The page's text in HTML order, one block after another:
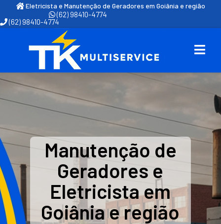
Eletricista e Manutenção de Geradores em Goiânia e região
(62) 98410-4774
(62) 98410-4774
Manutenção de
Geradores e
Eletricista em
Goiânia e região